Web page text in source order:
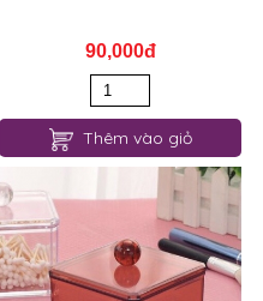
90,000đ
Thêm vào giỏ